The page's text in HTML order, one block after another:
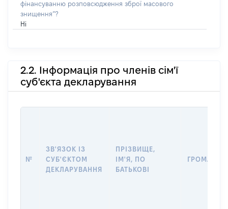
фінансуванню розповсюдження зброї масового
знищення”?
Ні
2.2. Інформація про членів сім'ї
суб'єкта декларування
№
ЗВ'ЯЗОК ІЗ
СУБ'ЄКТОМ
ДЕКЛАРУВАННЯ
ПРІЗВИЩЕ,
ІМ'Я, ПО
БАТЬКОВІ